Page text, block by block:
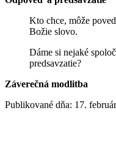
Kto chce, môže
Božie slovo.
Dáme si nejaké
predsavzatie?
Záverečná modlitba
Publikované dňa: 17.